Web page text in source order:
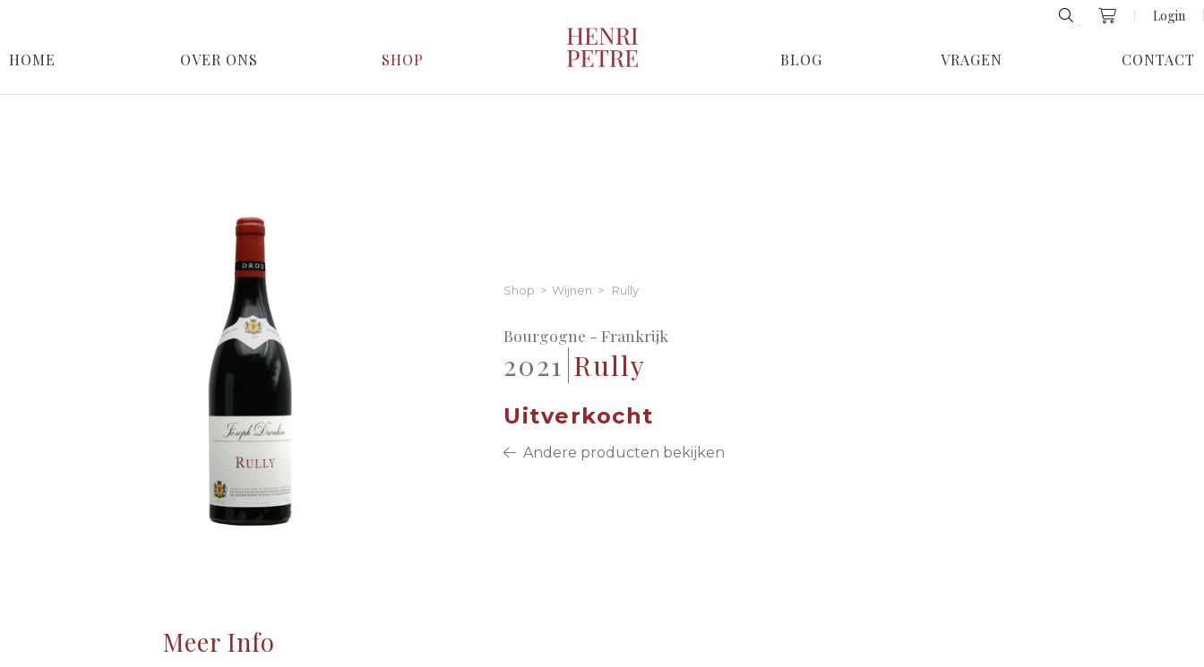
Login
HOME OVER ONS SHOP BLOG VRAGEN CONTACT
Shop > Wijnen > Rully
Bourgogne - Frankrijk
2021 Rully
Uitverkocht
Andere producten bekijken
Meer Info